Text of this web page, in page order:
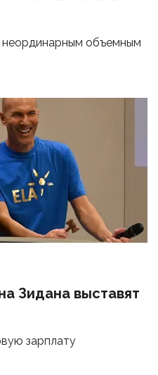
неординарным объемным
Зидана выставят
зарплату